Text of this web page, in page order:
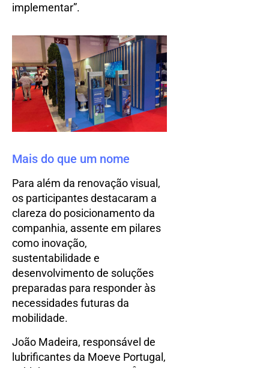
implementar”.
Mais do que um nome
Para além da renovação visual,
os participantes destacaram a
clareza do posicionamento da
companhia, assente em pilares
como inovação,
sustentabilidade e
desenvolvimento de soluções
preparadas para responder às
necessidades futuras da
mobilidade.
João Madeira, responsável de
lubrificantes da Moeve Portugal,